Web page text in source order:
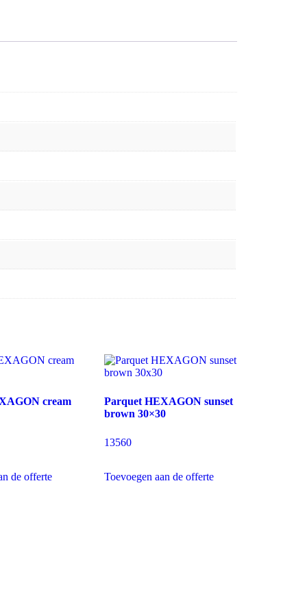
cream
de offerte
Parquet HEXAGON sunset
brown 30×30
13560
Toevoegen aan de offerte